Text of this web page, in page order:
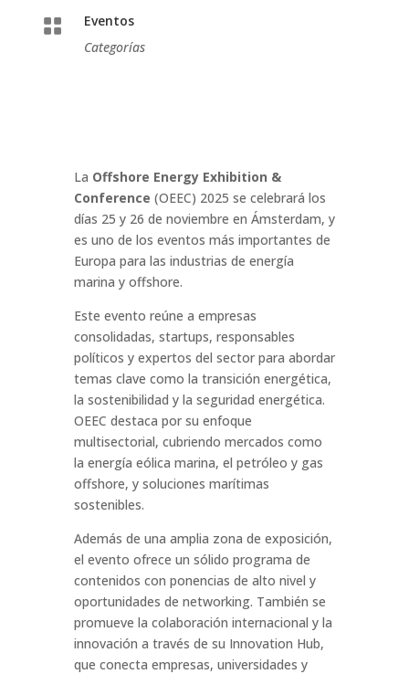

Eventos
Categorías
La Offshore Energy Exhibition &
Conference (OEEC) 2025 se celebrará los
días 25 y 26 de noviembre en Ámsterdam, y
es uno de los eventos más importantes de
Europa para las industrias de energía
marina y offshore.
Este evento reúne a empresas
consolidadas, startups, responsables
políticos y expertos del sector para abordar
temas clave como la transición energética,
la sostenibilidad y la seguridad energética.
OEEC destaca por su enfoque
multisectorial, cubriendo mercados como
la energía eólica marina, el petróleo y gas
offshore, y soluciones marítimas
sostenibles.
Además de una amplia zona de exposición,
el evento ofrece un sólido programa de
contenidos con ponencias de alto nivel y
oportunidades de networking. También se
promueve la colaboración internacional y la
innovación a través de su Innovation Hub,
que conecta empresas, universidades y